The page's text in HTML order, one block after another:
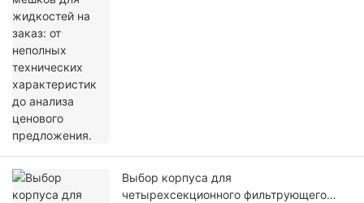
Выбор корпуса для
четырехсекционного фильтрующего